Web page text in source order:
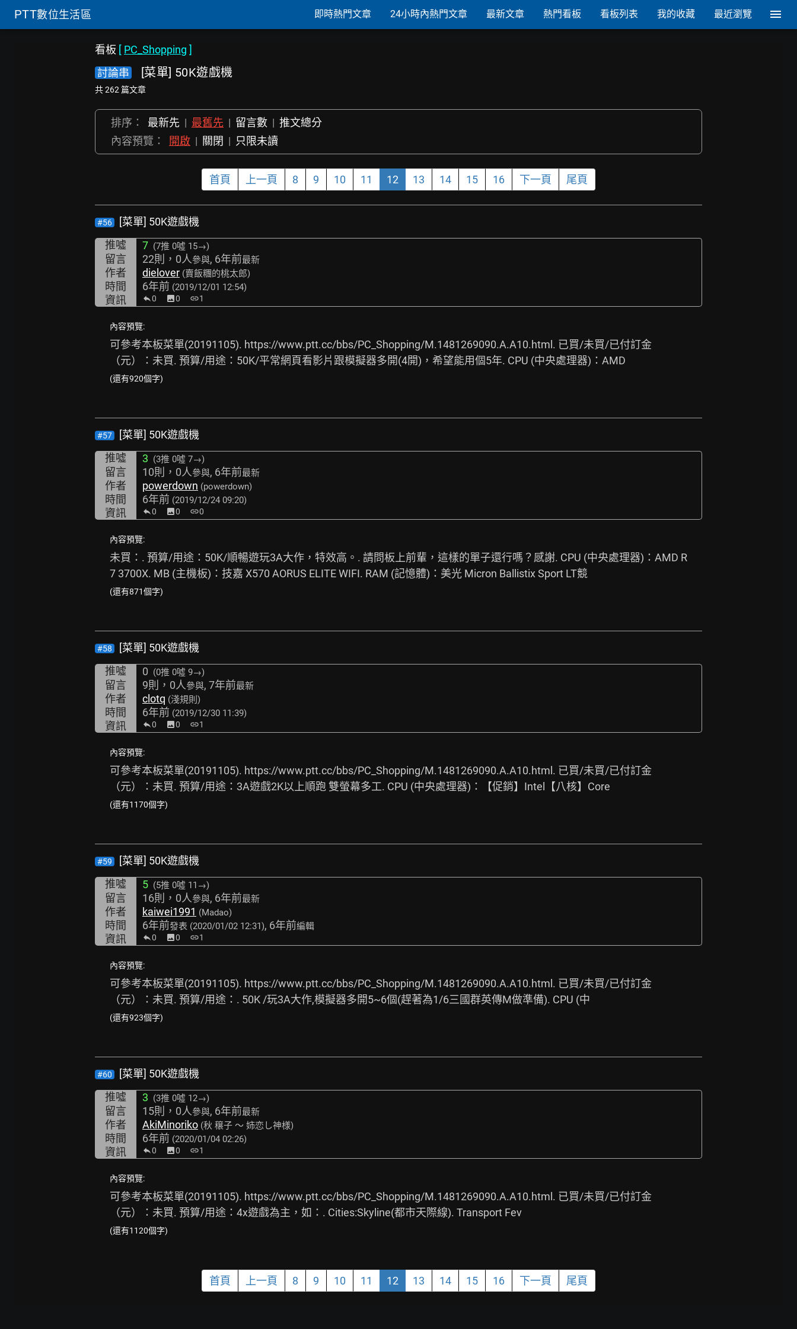
PTT數位生活區 即時熱門文章 24小時內熱門文章 最新文章 熱門看板 看板列表 我的收藏 最近瀏覽
看板 [ PC_Shopping ]
討論串
[菜單] 50K遊戲機
共 262 篇文章
排序： 最新先 | 最舊先 | 留言數 | 推文總分
內容預覽：
開啟 | 關閉 | 只限未讀
首頁 上一頁 8 9 10 11 12 13 14 15 16 下一頁 尾頁
#56
[菜單] 50K遊戲機
推噓
7 (7推 0噓 15→)
留言 22則，0人參與, 6年前最新
作者 dielover (賣飯糰的桃太郎)
時間 6年前 (2019/12/01 12:54)
資訊 0 image0 link1
內容預覽:
可參考本板菜單(20191105). https://www.ptt.cc/bbs/PC_Shopping/M.1481269090.A.A10.html. 已買/未買/已付訂金
（元）：未買. 預算/用途：50K/平常網頁看影片跟模擬器多開(4開)，希望能用個5年. CPU (中央處理器)：AMD
(還有920個字)
#57
[菜單] 50K遊戲機
推噓
3 (3推 0噓 7→)
留言 10則，0人參與, 6年前最新
作者 powerdown (powerdown)
時間 6年前 (2019/12/24 09:20)
資訊 0 image0 link0
內容預覽:
未買：. 預算/用途：50K/順暢遊玩3A大作，特效高。. 請問板上前輩，這樣的單子還行嗎？感謝. CPU (中央處理器)：AMD R
7 3700X. MB (主機板)：技嘉 X570 AORUS ELITE WIFI. RAM (記憶體)：美光 Micron Ballistix Sport LT競
(還有871個字)
#58
[菜單] 50K遊戲機
推噓
0 (0推 0噓 9→)
留言 9則，0人參與, 7年前最新
作者 clotq (淺規則)
時間 6年前 (2019/12/30 11:39)
資訊 0 image0 link1
內容預覽:
可參考本板菜單(20191105). https://www.ptt.cc/bbs/PC_Shopping/M.1481269090.A.A10.html. 已買/未買/已付訂金
（元）：未買. 預算/用途：3A遊戲2K以上順跑 雙螢幕多工. CPU (中央處理器)：【促銷】Intel【八核】Core
(還有1170個字)
#59
[菜單] 50K遊戲機
推噓
5 (5推 0噓 11→)
留言 16則，0人參與, 6年前最新
作者 kaiwei1991 (Madao)
時間 6年前發表 (2020/01/02 12:31), 6年前編輯
資訊 0 image0 link1
內容預覽:
可參考本板菜單(20191105). https://www.ptt.cc/bbs/PC_Shopping/M.1481269090.A.A10.html. 已買/未買/已付訂金
（元）：未買. 預算/用途：. 50K /玩3A大作,模擬器多開5~6個(趕著為1/6三國群英傳M做準備). CPU (中
(還有923個字)
#60
[菜單] 50K遊戲機
推噓
3 (3推 0噓 12→)
留言 15則，0人參與, 6年前最新
作者 AkiMinoriko (秋 穣子 ～ 姉恋し神様)
時間 6年前 (2020/01/04 02:26)
資訊 0 image0 link1
內容預覽:
可參考本板菜單(20191105). https://www.ptt.cc/bbs/PC_Shopping/M.1481269090.A.A10.html. 已買/未買/已付訂金
（元）：未買. 預算/用途：4x遊戲為主，如：. Cities:Skyline(都市天際線). Transport Fev
(還有1120個字)
首頁 上一頁 8 9 10 11 12 13 14 15 16 下一頁 尾頁